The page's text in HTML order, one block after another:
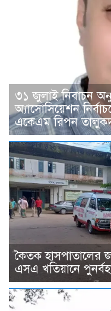
৩১ জুলাই নিবাচন
অ্যাসোসিয়েশন
একেএম রিপন
কৈতক হাসপাতালের
এসএ খতিয়ানে